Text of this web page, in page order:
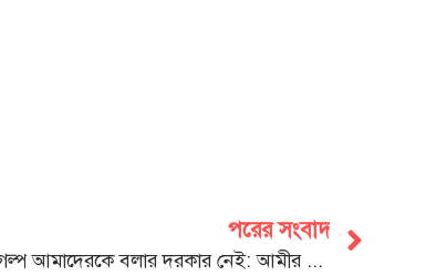
পরের সংবাদ
সংস্কারের গল্প আমাদেরকে বলার দরকার নেই: আমীর খসরু